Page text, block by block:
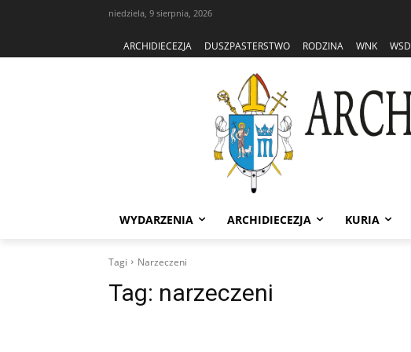
niedziela, 9 sierpnia, 2026
ARCHIDIECEZJA DUSZPASTERSTWO RODZINA WNK WSD
WYDARZENIA ARCHIDIECEZJA KURIA
Tagi Narzeczeni
Tag: narzeczeni